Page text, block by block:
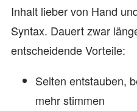
Inhalt lieber von Hand
Syntax. Dauert zwar
entscheidende Vorteile:
Seiten entstauben,
mehr stimmen